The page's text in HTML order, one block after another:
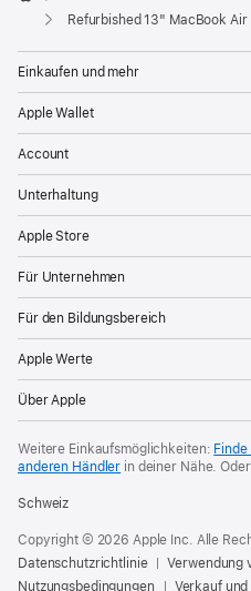
Apple
Refurbished 13" MacBook Air mit Apple M4
Einkaufen und mehr
Apple Wallet
Account
Unterhaltung
Apple Store
Für Unternehmen
Für den Bildungsbereich
Apple Werte
Über Apple
Weitere Einkaufsmöglichkeiten: Finde
anderen Händler in deiner Nähe. Oder
Schweiz
Copyright © 2026 Apple Inc. Alle
Datenschutzrichtlinie
Verwendung
Nutzungsbedingungen
Verkauf